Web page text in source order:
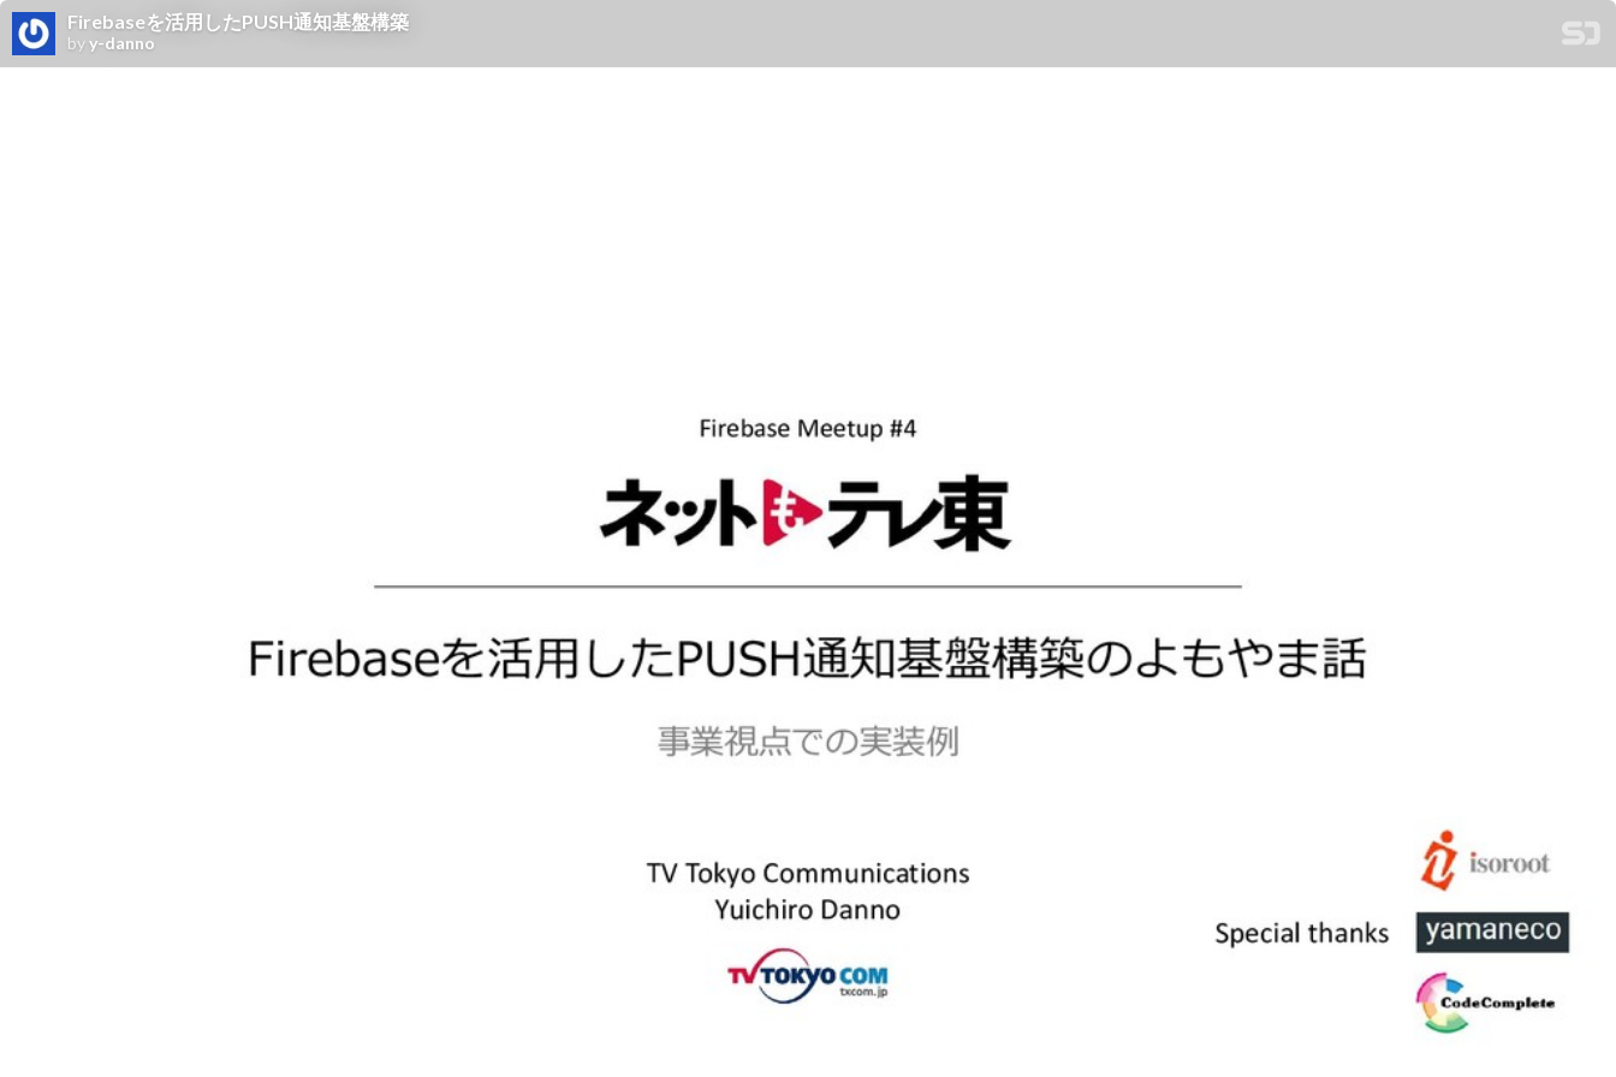
Firebaseを活用したPUSH通知基盤構築
byy-danno